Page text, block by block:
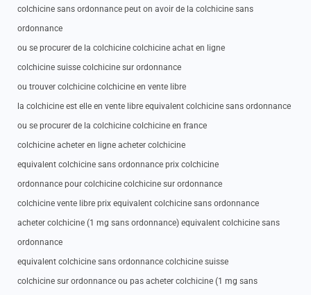
colchicine sans ordonnance peut on avoir de la colchicine sans
ordonnance
ou se procurer de la colchicine colchicine achat en ligne
colchicine suisse colchicine sur ordonnance
ou trouver colchicine colchicine en vente libre
la colchicine est elle en vente libre equivalent colchicine sans ordonnance
ou se procurer de la colchicine colchicine en france
colchicine acheter en ligne acheter colchicine
equivalent colchicine sans ordonnance prix colchicine
ordonnance pour colchicine colchicine sur ordonnance
colchicine vente libre prix equivalent colchicine sans ordonnance
acheter colchicine (1 mg sans ordonnance) equivalent colchicine sans
ordonnance
equivalent colchicine sans ordonnance colchicine suisse
colchicine sur ordonnance ou pas acheter colchicine (1 mg sans